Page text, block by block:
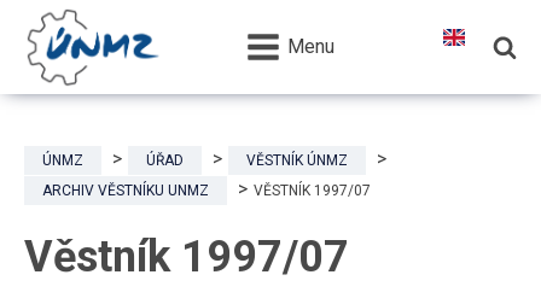
Menu
ÚNMZ ÚŘAD
VĚSTNÍK ÚNMZ
ARCHIV VĚSTNÍKU UNMZ
VĚSTNÍK 1997/07
Věstník 1997/07